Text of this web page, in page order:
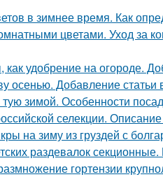
в зимнее время. Как
цветами. Уход за
удобрение на огороде.
осенью. Добавление статьи
зимой. Особенности
селекции.
на зиму из груздей с
раздевалок
гортензии